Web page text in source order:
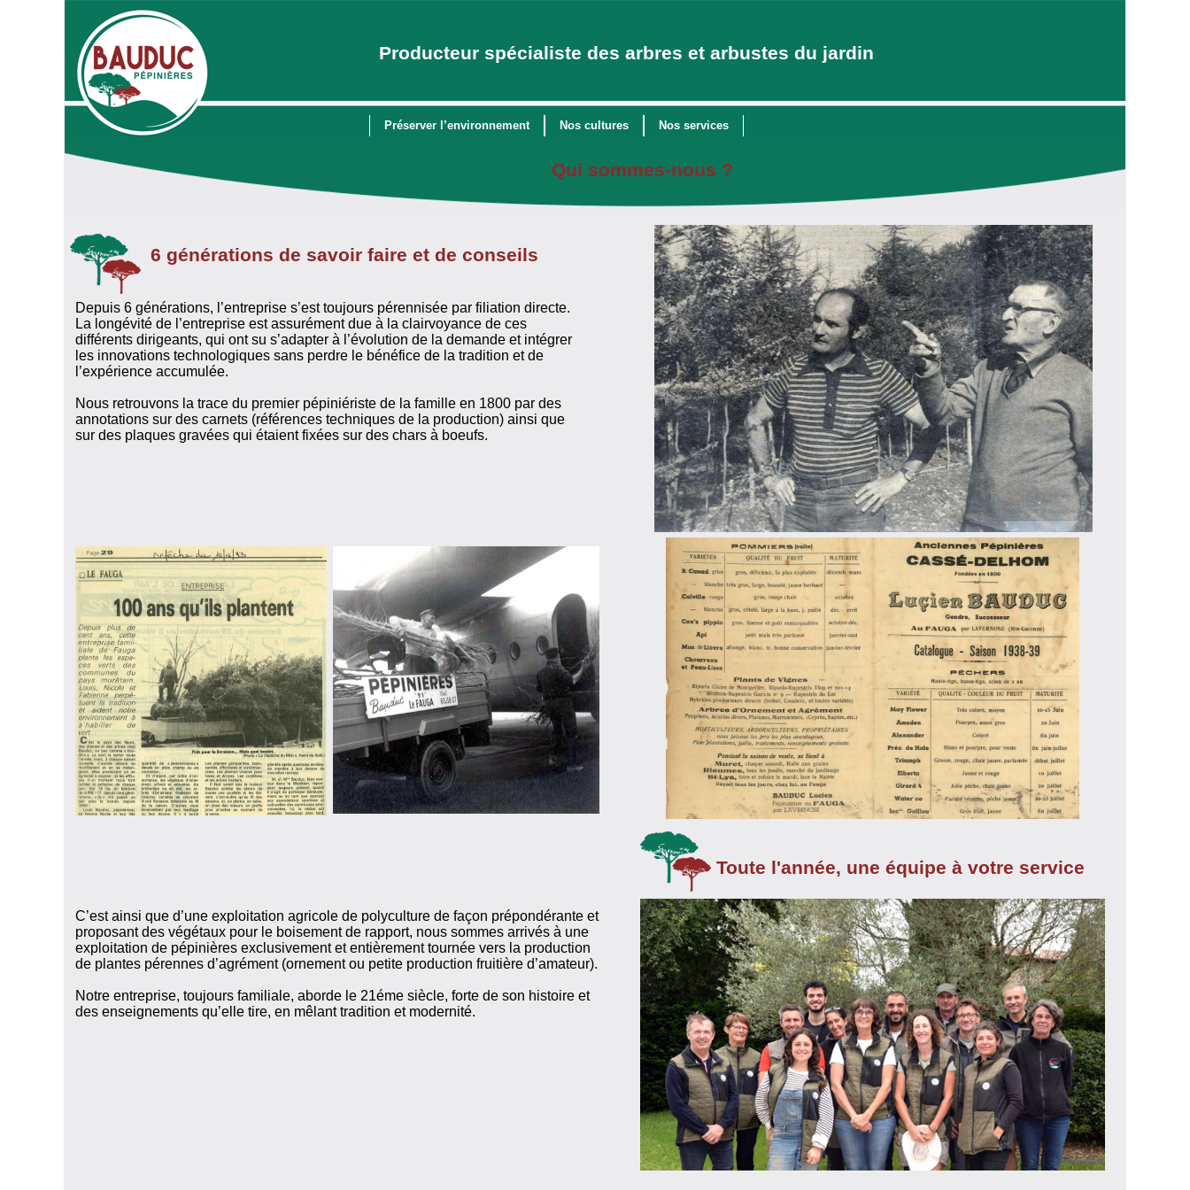
6 générations de savoir faire et de conseils
Depuis 6 générations, l’entreprise s’est toujours pérennisée par filiation directe.
La longévité de l’entreprise est assurément due à la clairvoyance de ces
différents dirigeants, qui ont su s’adapter à l’évolution de la demande et intégrer
les innovations technologiques sans perdre le bénéfice de la tradition et de
l’expérience accumulée.
Nous retrouvons la trace du premier pépiniériste de la famille en 1800 par des
annotations sur des carnets (références techniques de la production) ainsi que
sur des plaques gravées qui étaient fixées sur des chars à boeufs.
Toute l'année, une équipe à votre service
C’est ainsi que d’une exploitation agricole de polyculture de façon prépondérante et
proposant des végétaux pour le boisement de rapport, nous sommes arrivés à une
exploitation de pépinières exclusivement et entièrement tournée vers la production
de plantes pérennes d’agrément (ornement ou petite production fruitière d’amateur).
Notre entreprise, toujours familiale, aborde le 21éme siècle, forte de son histoire et
des enseignements qu’elle tire, en mêlant tradition et modernité.
Producteur spécialiste des arbres et arbustes du jardin
Qui sommes-nous ?
Préserver l’environnement Nos cultures Nos services